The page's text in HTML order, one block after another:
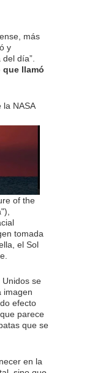
más
y
día”.
que llamó
la NASA
of the
tomada
el Sol
Unidos se
imagen
efecto
parece
que se
en la